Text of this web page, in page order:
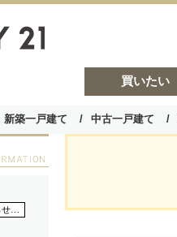
買いたい
新築一戸建て 中古一戸建て